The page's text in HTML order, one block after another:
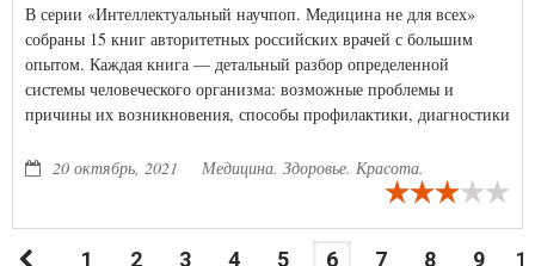
В серии «Интеллектуальный научпоп. Медицина не для всех»
собраны 15 книг авторитетных российских врачей с большим
опытом. Каждая книга — детальный разбор определенной
системы человеческого организма: возможные проблемы и
причины их возникновения, способы профилактики, диагностики
20 октябрь, 2021
Медицина. Здоровье. Красота.
1 2 3 4 5 6 7 8 9